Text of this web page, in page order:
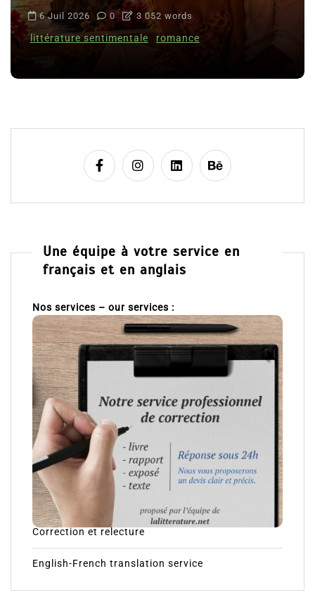
6 Juil 2026 0 3 052 words
littérature sentimentale romance
Une équipe à votre service en
français et en anglais
Nos services – our services :
Correction et relecture
English-French translation service